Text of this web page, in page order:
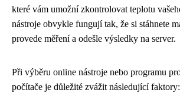
které vám umožní zkontrolovat teplotu
nástroje obvykle fungují tak, že si stáhnete
provede měření a odešle výsledky na server.
Při výběru online nástroje nebo programu
počítače je důležité zvážit následující faktory: